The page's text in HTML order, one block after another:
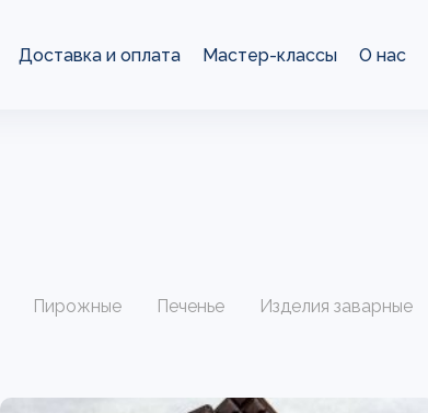
Доставка и оплата Мастер-классы О нас
Пирожные Печенье Изделия заварные